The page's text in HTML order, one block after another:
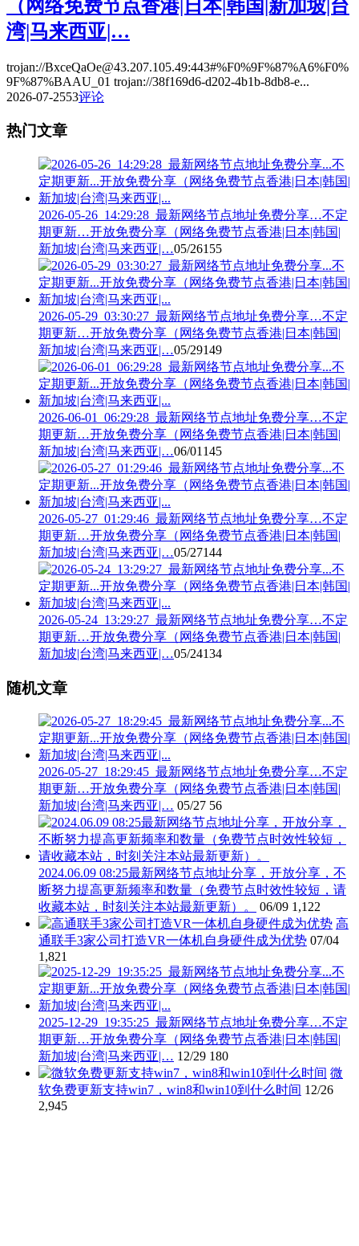
（网络免费节点香港|日本|韩国|新加坡|台
湾|马来西亚|…
trojan://BxceQaOe@43.207.105.49:443#%F0%9F%87%A6%F0%
9F%87%BAAU_01 trojan://38f169d6-d202-4b1b-8db8-e...
2026-07-2553评论
热门文章
2026-05-26_14:29:28_最新网络节点地址免费分享…不定
期更新…开放免费分享（网络免费节点香港|日本|韩国|
新加坡|台湾|马来西亚|…05/26155
2026-05-29_03:30:27_最新网络节点地址免费分享…不定
期更新…开放免费分享（网络免费节点香港|日本|韩国|
新加坡|台湾|马来西亚|…05/29149
2026-06-01_06:29:28_最新网络节点地址免费分享…不定
期更新…开放免费分享（网络免费节点香港|日本|韩国|
新加坡|台湾|马来西亚|…06/01 145
2026-05-27_01:29:46_最新网络节点地址免费分享…不定
期更新…开放免费分享（网络免费节点香港|日本|韩国|
新加坡|台湾|马来西亚|…05/27144
2026-05-24_13:29:27_最新网络节点地址免费分享…不定
期更新…开放免费分享（网络免费节点香港|日本|韩国|
新加坡|台湾|马来西亚|…05/24134
随机文章
2026-05-27_18:29:45_最新网络节点地址免费分享…不定
期更新…开放免费分享（网络免费节点香港|日本|韩国|
新加坡|台湾|马来西亚|… 05/27 56
2024.06.09 08:25最新网络节点地址分享，开放分享，不
断努力提高更新频率和数量（免费节点时效性较短，请
收藏本站，时刻关注本站最新更新）。
06/09 1,122
高
通联手3家公司打造VR一体机自身硬件成为优势 07/04
1,821
2025-12-29_19:35:25_最新网络节点地址免费分享…不定
期更新…开放免费分享（网络免费节点香港|日本|韩国|
新加坡|台湾|马来西亚|… 12/29 180
微
软免费更新支持win7，win8和win10到什么时间 12/26
2,945